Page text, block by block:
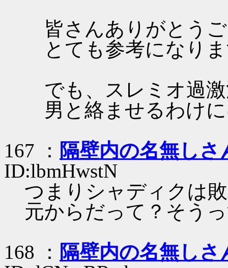
皆さんありがとう
とても参考になり
でも、スレミオ過
男と絡ませるわけ
167 ： 隔壁内の名無しさ
ID:lbmHwstN
つまりシャディクは
元からだって？そう
168 ： 隔壁内の名無しさ